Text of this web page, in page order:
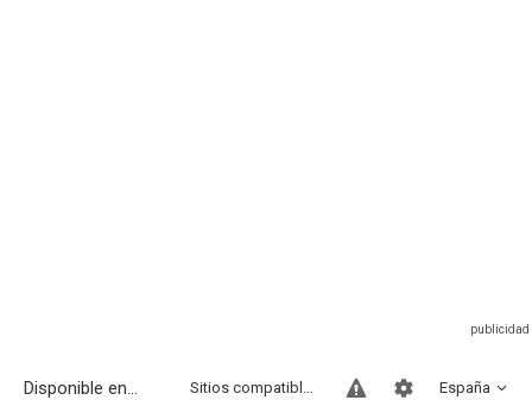
Disponible en... España
Sitios compatibles